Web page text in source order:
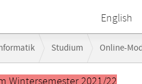
English
Studium Online-